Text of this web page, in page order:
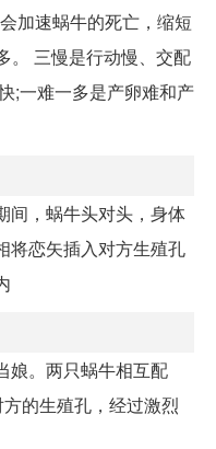
加速蜗牛的死亡，缩短
。 三慢是行动慢、交配
;一难一多是产卵难和产
间，蜗牛头对头，身体
将恋矢插入对方生殖孔
娘。两只蜗牛相互配
的生殖孔，经过激烈